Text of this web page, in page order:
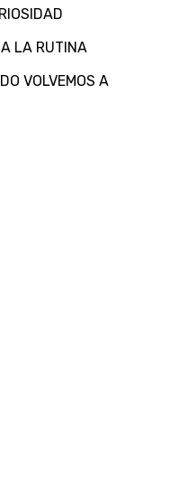
LA RUTINA
VOLVEMOS A